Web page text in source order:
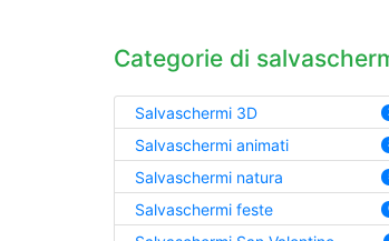
Categorie di
Salvaschermi 3D
Salvaschermi animati
Salvaschermi natura
Salvaschermi feste